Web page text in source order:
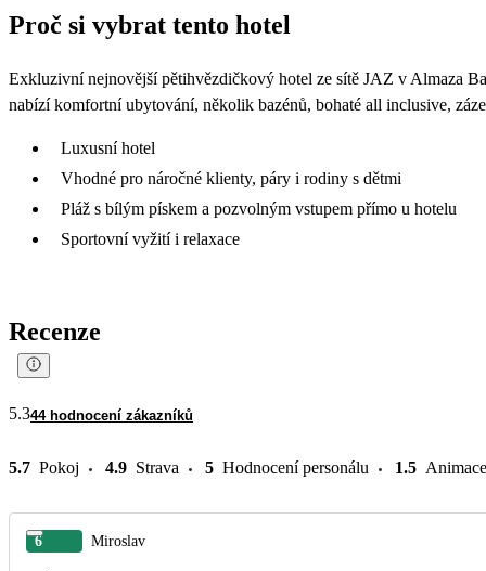
Proč si vybrat tento hotel
Exkluzivní nejnovější pětihvězdičkový hotel ze sítě JAZ v Almaza
nabízí komfortní ubytování, několik bazénů, bohaté all inclusive,
Luxusní hotel
Vhodné pro náročné klienty, páry i rodiny s dětmi
Pláž s bílým pískem a pozvolným vstupem přímo u hotelu
Sportovní vyžití i relaxace
Recenze
5.344 hodnocení zákazníků
5.7 Pokoj 4.9 Strava 5 Hodnocení personálu 1.5 Animace
6 Miroslav